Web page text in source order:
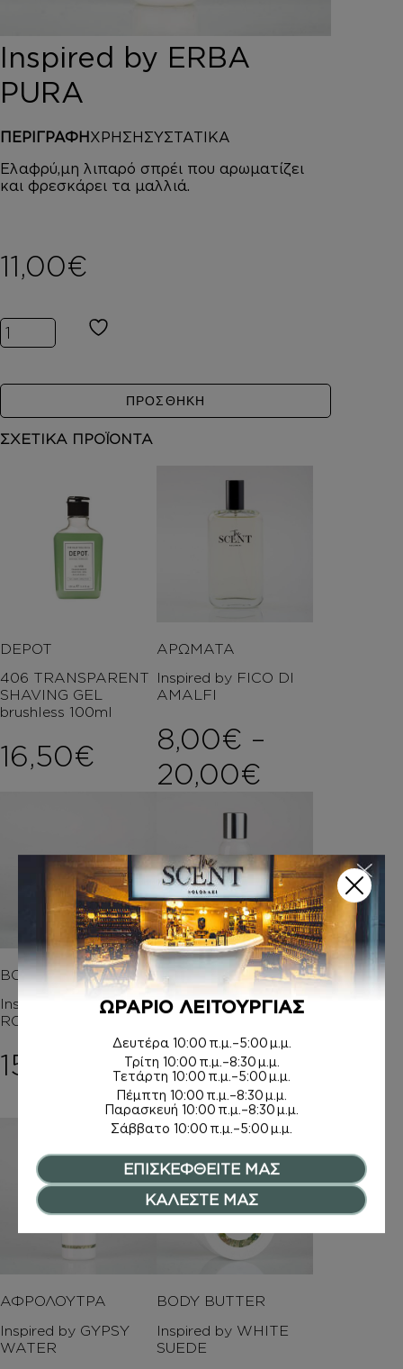
HOROMIA
SPECIAL OFFERS
ΚΑΛΑΘΙ
Inspired by ERBA
PURA
ΠΕΡΙΓΡΑΦΗ ΧΡΗΣΗ ΣΥΣΤΑΤΙΚΑ
Ελαφρύ,μη λιπαρό σπρέι που αρωματίζει
και φρεσκάρει τα μαλλιά.
11,00€
Inspired by ERBA PURA ποσότητα
ΠΡΟΣΘΗΚΗ
ΣΧΕΤΙΚΑ ΠΡΟΪΟΝΤΑ
DEPOT
406 TRANSPARENT
SHAVING GEL
brushless 100ml
16,50€
ΑΡΩΜΑΤΑ
Inspired by FICO DI
AMALFI
8,00€ –
20,00€
BODY BUTTER
Inspired by VELVET
ROSE & OUD
15,00
ΑΦΡΟΛΟΥΤΡΑ
Inspired by OUD
6,00€ –
8,00€Price
ΑΦΡΟΛΟΥΤΡΑ
Inspired by GYPSY
WATER
BODY BUTTER
Inspired by WHITE
SUEDE
ΩΡΑΡΙΟ ΛΕΙΤΟΥΡΓΙΑΣ
Δευτέρα 10:00 π.μ.–5:00 μ.μ.
Τρίτη 10:00 π.μ.–8:30 μ.μ.
Τετάρτη 10:00 π.μ.–5:00 μ.μ.
Πέμπτη 10:00 π.μ.–8:30 μ.μ.
Παρασκευή 10:00 π.μ.–8:30 μ.μ.
Σάββατο 10:00 π.μ.–5:00 μ.μ.
ΕΠΙΣΚΕΦΘΕΙΤΕ ΜΑΣ
ΚΑΛΕΣΤΕ ΜΑΣ